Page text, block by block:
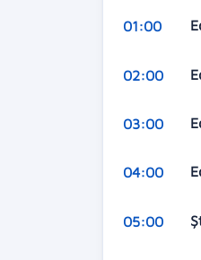
01:00
02:00
03:00
04:00
05:00